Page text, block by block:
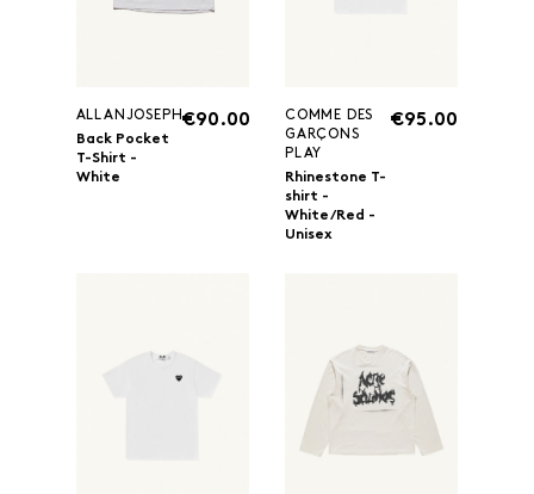
ALLANJOSEPH
Back Pocket
T-Shirt -
White
€90.00
COMME DES
GARÇONS
PLAY
Rhinestone T-
shirt -
White/Red -
Unisex
€95.00